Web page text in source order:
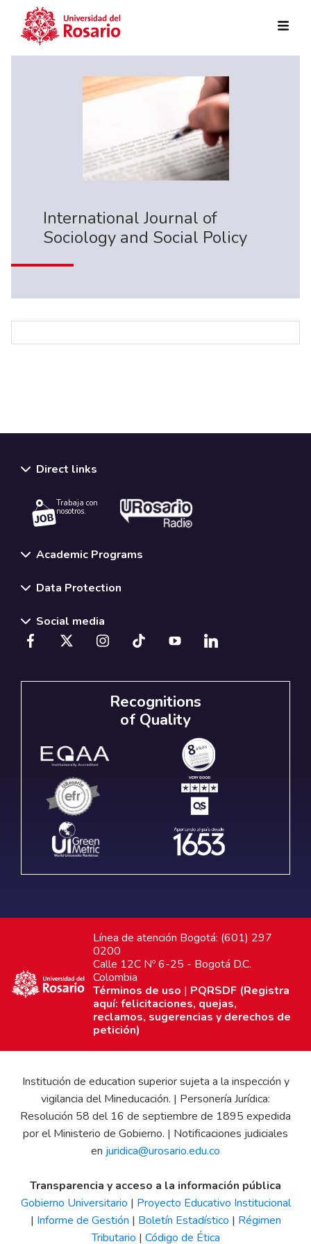
International Journal of
Sociology and Social Policy
Direct links
Trabaja con
nosotros.
Academic Programs
Data Protection
Social media
Recognitions
of Quality
Línea de atención Bogotá: (601) 297
0200
Calle 12C Nº 6-25 - Bogotá D.C.
Colombia
Términos de uso | PQRSDF (Registra
aquí: felicitaciones, quejas,
reclamos, sugerencias y derechos de
petición)
Institución de education superior sujeta a la inspección y
vigilancia del Mineducación. | Personería Jurídica:
Resolución 58 del 16 de septiembre de 1895 expedida
por el Ministerio de Gobierno. | Notificaciones judiciales
en juridica@urosario.edu.co
Transparencia y acceso a la información pública
Gobierno Universitario | Proyecto Educativo Institucional
| Informe de Gestión | Boletín Estadístico | Régimen
Tributario | Código de Ética